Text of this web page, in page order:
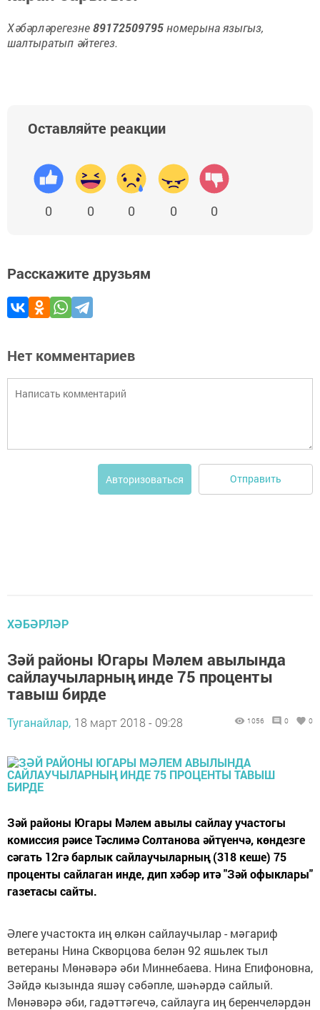
Хәбәрләрегезне89172509795номерына языгыз,
шалтыратып әйтегез.
Оставляйте реакции
0 0 0 0 0
Расскажите друзьям
Нет комментариев
Авторизоваться Отправить
ХӘБӘРЛӘР
Зәй районы Югары Мәлем авылында
сайлаучыларның инде 75 проценты
тавыш бирде
Туганайлар, 18 март 2018 - 09:28 1056 0 0
Зәй районы Югары Мәлем авылы сайлау участогы
комиссия рәисе Тәслимә Солтанова әйтүенчә, көндезге
сәгать 12гә барлык сайлаучыларның (318 кеше) 75
проценты сайлаган инде, дип хәбәр итә "Зәй офыклары"
газетасы сайты.
Әлеге участокта иң өлкән сайлаучылар - мәгариф
ветераны Нина Скворцова белән 92 яшьлек тыл
ветераны Мөнәвәрә әби Миннебаева. Нина Епифоновна,
Зәйдә кызында яшәү сәбәпле, шәһәрдә сайлый.
Мөнәвәрә әби, гадәттәгечә, сайлауга иң беренчеләрдән